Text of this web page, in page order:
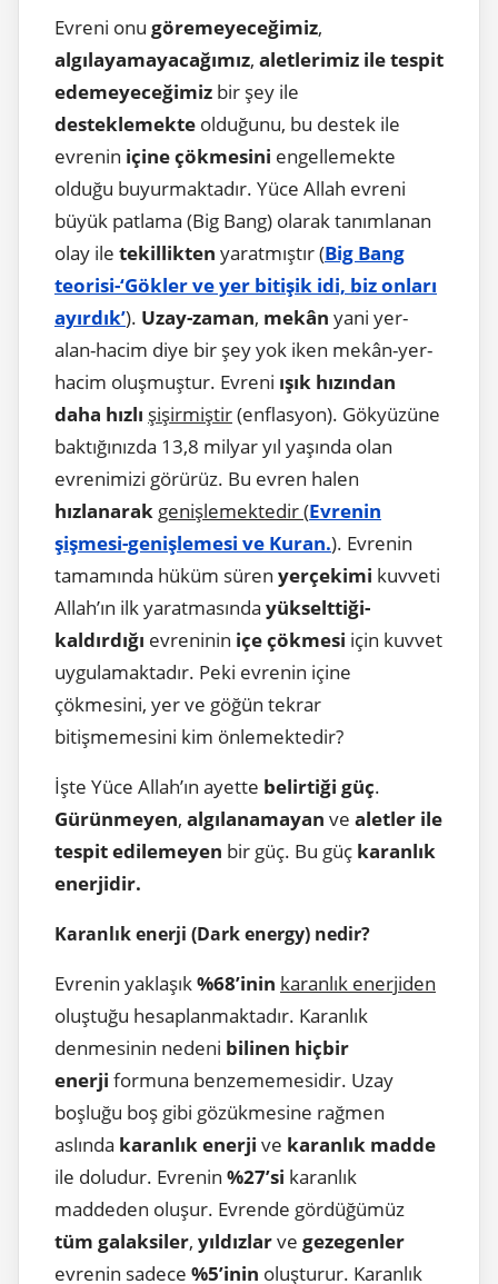
Evreni onu göremeyeceğimiz,
algılayamayacağımız, aletlerimiz ile tespit
edemeyeceğimiz bir şey ile
desteklemekte olduğunu, bu destek ile
evrenin içine çökmesini engellemekte
olduğu buyurmaktadır. Yüce Allah evreni
büyük patlama (Big Bang) olarak tanımlanan
olay ile tekillikten yaratmıştır (Big Bang
teorisi-‘Gökler ve yer bitişik idi, biz onları
ayırdık’). Uzay-zaman, mekân yani yer-
alan-hacim diye bir şey yok iken mekân-yer-
hacim oluşmuştur. Evreni ışık hızından
daha hızlı şişirmiştir(enflasyon). Gökyüzüne
baktığınızda 13,8 milyar yıl yaşında olan
evrenimizi görürüz. Bu evren halen
hızlanarak genişlemektedir (Evrenin
şişmesi-genişlemesi ve Kuran.). Evrenin
tamamında hüküm süren yerçekimi kuvveti
Allah’ın ilk yaratmasında yükselttiği-
kaldırdığı evreninin içe çökmesi için kuvvet
uygulamaktadır. Peki evrenin içine
çökmesini, yer ve göğün tekrar
bitişmemesini kim önlemektedir?
İşte Yüce Allah’ın ayette belirtiği güç.
Gürünmeyen, algılanamayan ve aletler ile
tespit edilemeyen bir güç. Bu güç karanlık
enerjidir.
Karanlık enerji (Dark energy) nedir?
Evrenin yaklaşık%68’inin karanlık enerjiden
oluştuğu hesaplanmaktadır. Karanlık
denmesinin nedeni bilinen hiçbir
enerji formuna benzememesidir. Uzay
boşluğu boş gibi gözükmesine rağmen
aslında karanlık enerji ve karanlık madde
ile doludur. Evrenin %27’si karanlık
maddeden oluşur. Evrende gördüğümüz
tüm galaksiler, yıldızlarve gezegenler
evrenin sadece %5’inin oluşturur. Karanlık